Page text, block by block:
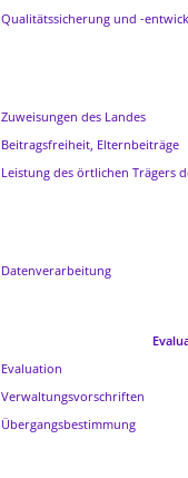
Qualitätssicherung und -
Zuweisungen des Landes
Beitragsfreiheit, Elternbeiträge
Leistung des örtlichen Trägers
Datenverarbeitung
Evaluation
Verwaltungsvorschriften
Übergangsbestimmung